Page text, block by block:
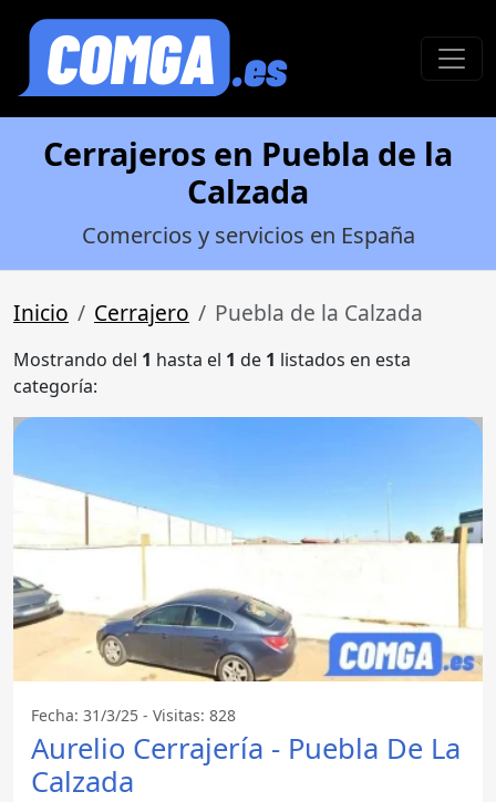
Cerrajeros en Puebla de la
Calzada
Comercios y servicios en España
Inicio Cerrajero Puebla de la Calzada
Mostrando del 1 hasta el 1 de 1 listados en esta
categoría:
Fecha: 31/3/25 - Visitas: 828
Aurelio Cerrajería - Puebla De La
Calzada